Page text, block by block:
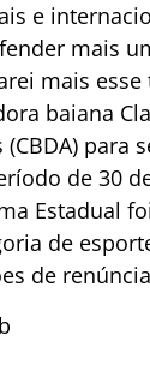
e
mais
mais
baiana
para
de 30
Estadual
de
de